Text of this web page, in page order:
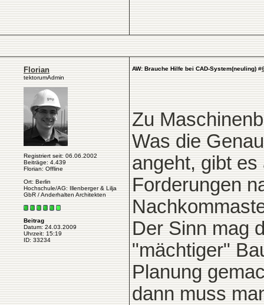
Florian
tektorumAdmin
Registriert seit: 06.06.2002
Beiträge: 4.439
Florian: Offline
Ort: Berlin
Hochschule/AG: Illenberger & Lilja
GbR / Anderhalten Architekten
Beitrag
Datum: 24.03.2009
Uhrzeit: 15:19
ID: 33234
AW: Brauche Hilfe bei CAD-System(neuling) #
Zu
Was die
angeht, gibt
Forderungen
Der Sinn mag
"mächtiger"
Planung
dann muss